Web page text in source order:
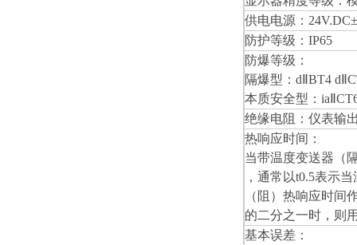
供电电源：
防护等级：IP65
防爆等级：
隔爆型：dⅡBT4
本质安全型：
绝缘电阻：仪表输
热响应时间：
当带温度变送器（
，通常以t0.5表示
（阻）热响应时间
的二分之一时，则
基本误差：